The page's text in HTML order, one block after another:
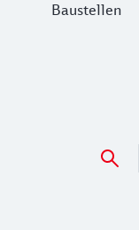
Baustellen